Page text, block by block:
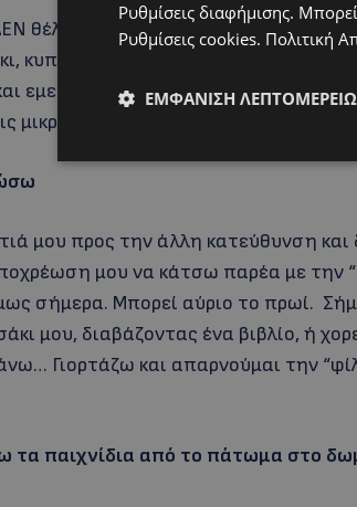
θέλω να φτιάξω τίποτα. Θα
κυπριακή σεφταλια; Δεν ξέρω,
εμείς που τους φροντίζουμε όλους
μικρές επιχειρήσεις…
μου προς την άλλη κατεύθυνση
μου να κάτσω παρέα με την
σήμερα. Μπορεί αύριο το πρωί.
μου, διαβάζοντας ένα βιβλίο, ή
Γιορτάζω και απαρνούμαι την
τα παιχνίδια από το πάτωμα στο
Ρυθμίσεις διαφήμισης.
Ρυθμίσεις cookies. Πολιτική
ΕΜΦΆΝΙΣΗ